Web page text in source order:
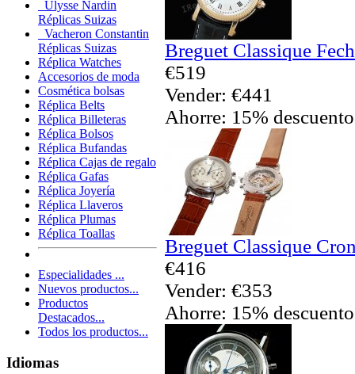
Ulysse Nardin
Réplicas Suizas
Vacheron Constantin
Réplicas Suizas
Réplica Watches
Accesorios de moda
Cosmética bolsas
Réplica Belts
Réplica Billeteras
Réplica Bolsos
Réplica Bufandas
Réplica Cajas de regalo
Réplica Gafas
Réplica Joyería
Réplica Llaveros
Réplica Plumas
Réplica Toallas
Especialidades ...
Nuevos productos...
Productos
Destacados...
Todos los productos...
Idiomas
Breguet Classique
€519
Vender: €441
Ahorre: 15% descuento
Breguet Classique
€416
Vender: €353
Ahorre: 15% descuento